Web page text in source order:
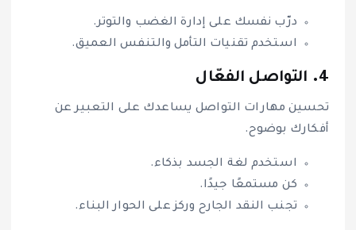
درّب نفسك على إدارة الغضب والتوتر.
استخدم تقنيات التأمل والتنفس العميق.
4. التواصل الفعّال
تحسين مهارات التواصل يساعدك على التعبير عن
أفكارك بوضوح.
استخدم لغة الجسد بذكاء.
كن مستمعًا جيدًا.
تجنب النقد الجارح وركز على الحوار البناء.